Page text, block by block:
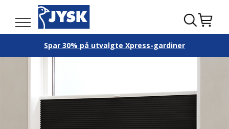
Spar 30% på utvalgte Xpress-gardiner